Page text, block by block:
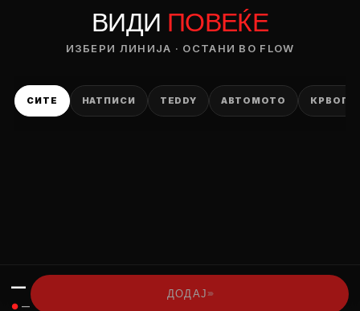
ВИДИ ПОВЕЌЕ
ИЗБЕРИ ЛИНИЈА · ОСТАНИ ВО FLOW
СИТЕ НАТПИСИ TEDDY АВТОМОТО
—
● —
ДОДАЈ›››